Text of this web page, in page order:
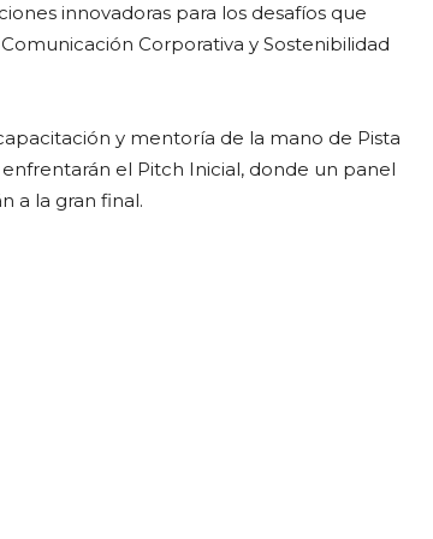
innovadoras para los desafíos que
Corporativa y Sostenibilidad
y mentoría de la mano de Pista
el Pitch Inicial, donde un panel
a la gran final.